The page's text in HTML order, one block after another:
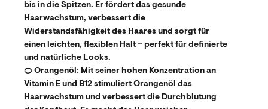
bis in die Spitzen. Er fördert das gesunde
Haarwachstum, verbessert die
Widerstandsfähigkeit des Haares und sorgt für
einen leichten, flexiblen Halt – perfekt für definierte
und natürliche Looks.
🍊 Orangenöl: Mit seiner hohen Konzentration an
Vitamin E und B12 stimuliert Orangenöl das
Haarwachstum und verbessert die Durchblutung